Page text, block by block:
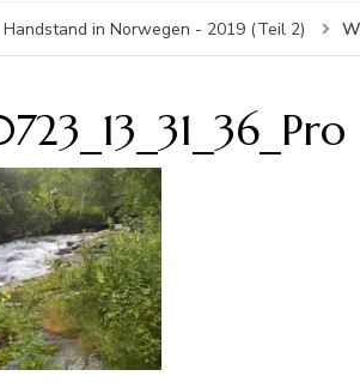
Handstand in Norwegen - 2019 (Teil 2)